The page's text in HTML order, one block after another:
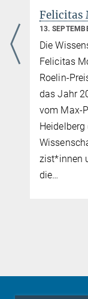
Felicitas
13.
Die
Felicitas
Roelin-
das Jahr
vom Max-
Heidelberg
zist*innen
die…